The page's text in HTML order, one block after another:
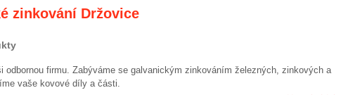
zinkování Držovice
odbornou firmu. Zabýváme se galvanickým zinkováním železných, zinkových a
vaše kovové díly a části.